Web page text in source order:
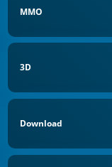
MMO
3D
Download